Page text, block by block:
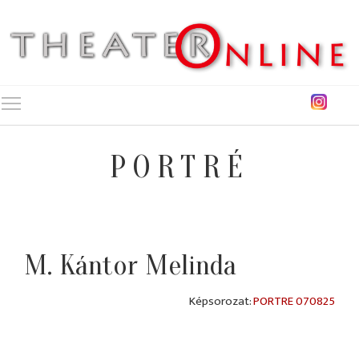
PORTRÉ
M. Kántor Melinda
PORTRE 070825